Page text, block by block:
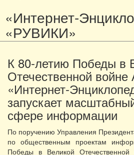
«Интернет-
«РУВИКИ»
К 80-летию Победы в
Отечественной
«Интернет-
запускает
сфере информации
По поручению Управления
по общественным проектам
Победы в Великой